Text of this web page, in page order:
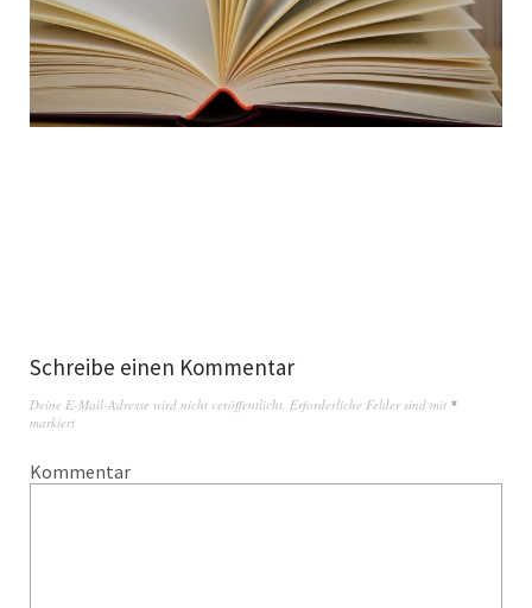
Schreibe einen Kommentar
Deine E-Mail-Adresse wird nicht veröffentlicht. Erforderliche Felder sind mit *
markiert
Kommentar